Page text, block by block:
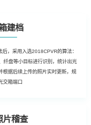
建档
，采用入选2018CPVR的算法：
纤盘等小目标进行识别，统计出光
根据后续上传的照片实时更新，规
交箱端口
片稽查